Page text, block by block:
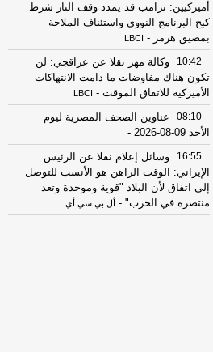
أميركيين: ترامب قد يمدد وقف النار شرط
كبح البرنامج النووي واستئناف الملاحة
بمضيق هرمز -
LBCI
10:42
وكالة مهر نقلا عن عراقجي: لن
تكون هناك مفاوضات ما دامت الانتهاكات
الأميركية للاتفاق الموقت -
LBCI
08:10
عناوين الصحف المصرية ليوم
الأحد 09-08-2026
-
16:55
وسائل إعلام نقلا عن الرئيس
الإيراني: الوقت الراهن هو الأنسب للتوصل
إلى اتفاق لأن البلاد "قوية وموحدة وتعد
منتصرة في الحرب" - أل بي سي أي